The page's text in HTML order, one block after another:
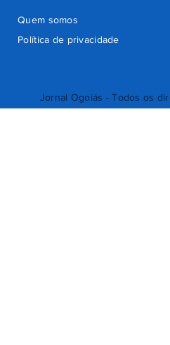
Jornal Ogoiás - Todos os
Quem somos
Política de privacidade